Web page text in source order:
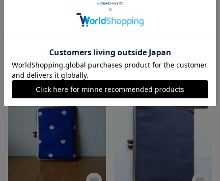
引き揃え糸の指編みシュシュ
1,280円
指編みシュシュ
1,280円